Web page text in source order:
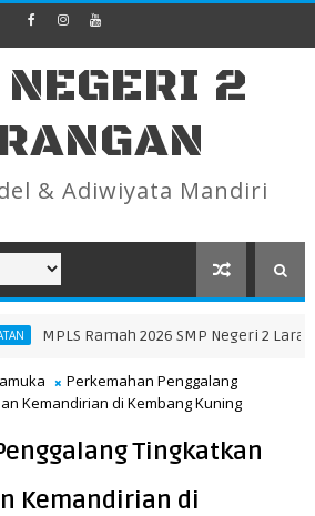
2
& Adiwiyata Mandiri
MPLS Ramah 2026 SMP Negeri 2
2 Larangan
Perkemahan Penggalang
Kemandirian di Kembang Kuning
Tingkatkan
Kemandirian di